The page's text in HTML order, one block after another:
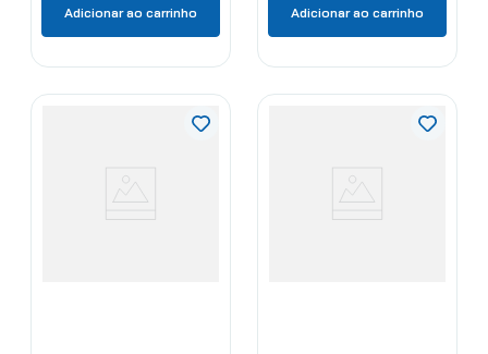
Adicionar ao carrinho Adicionar ao carrinho